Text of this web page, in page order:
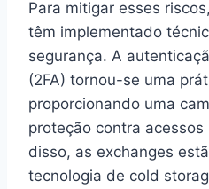
Para mitigar esses
têm implementado
segurança. A
(2FA) tornou-se uma
proporcionando uma
proteção contra
disso, as exchanges
tecnologia de cold